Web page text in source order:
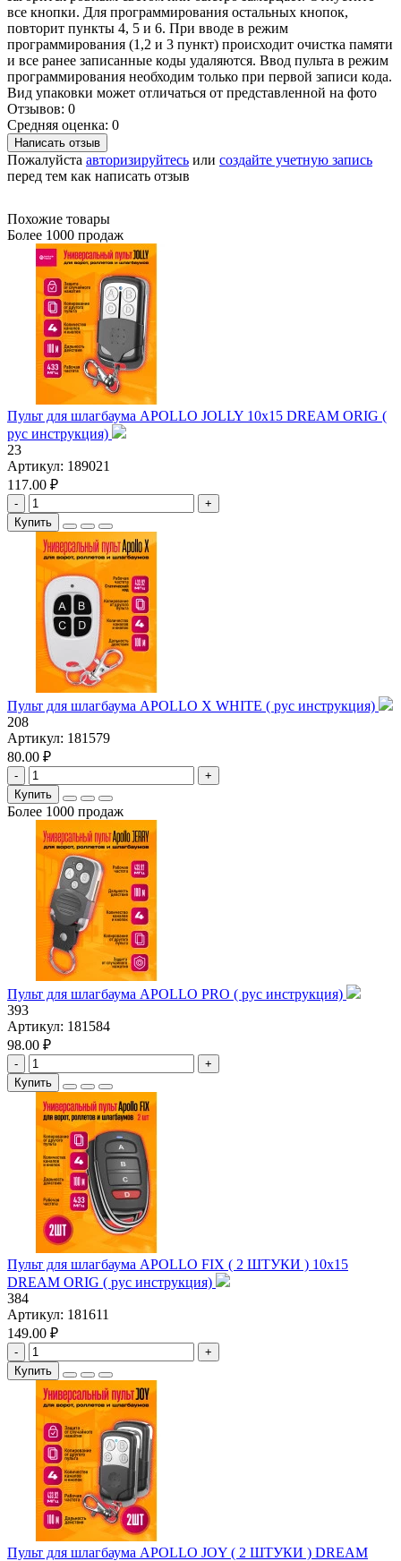
все кнопки. Для программирования остальных кнопок,
повторит пункты 4, 5 и 6. При вводе в режим
программирования (1,2 и 3 пункт) происходит очистка памяти
и все ранее записанные коды удаляются. Ввод пульта в режим
программирования необходим только при первой записи кода.
Вид упаковки может отличаться от представленной на фото
Отзывов: 0
Средняя оценка: 0
Написать отзыв
Пожалуйста авторизируйтесь или создайте учетную запись
перед тем как написать отзыв
Похожие товары
Более 1000 продаж
Пульт для шлагбаума APOLLO JOLLY 10x15 DREAM ORIG (
рус инструкция)
23
Артикул: 189021
117.00 ₽
-
+
Купить
Пульт для шлагбаума APOLLO X WHITE ( рус инструкция)
208
Артикул: 181579
80.00 ₽
-
+
Купить
Более 1000 продаж
Пульт для шлагбаума APOLLO PRO ( рус инструкция)
393
Артикул: 181584
98.00 ₽
-
+
Купить
Пульт для шлагбаума APOLLO FIX ( 2 ШТУКИ ) 10х15
DREAM ORIG ( рус инструкция)
384
Артикул: 181611
149.00 ₽
-
+
Купить
Пульт для шлагбаума APOLLO JOY ( 2 ШТУКИ ) DREAM